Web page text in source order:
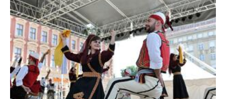
Kultura
Makedonija
Auto
Politika privatnosti
Privacy policy
Terms of service
Prijatelji sajta